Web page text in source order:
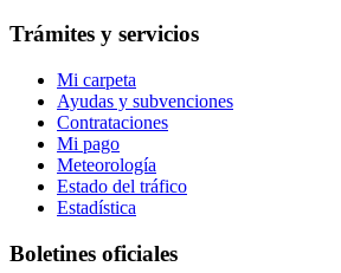
Trámites y servicios
Mi carpeta
Ayudas y subvenciones
Contrataciones
Mi pago
Meteorología
Estado del tráfico
Estadística
Boletines oficiales